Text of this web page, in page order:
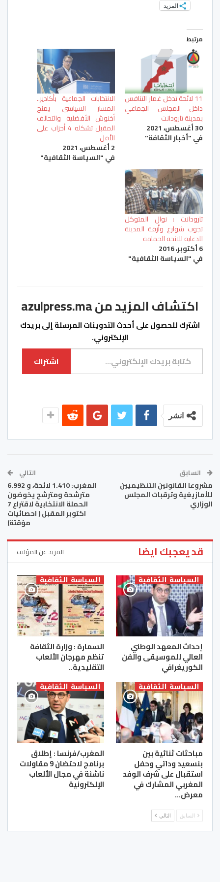
المزيد
مرتبط
11 لائحة تدخل غمار التنافس
داخل المجلس الجماعي
بمدينة تارودانت
30 أغسطس، 2021
في "أخبار الثقافة"
الانتخابات الجماعية بأكادير..
المسار السياسي يمنح
أخنوش الأفضلية والتحالف
المقبل تشكله 4 أحزاب على
الأقل
2 أغسطس، 2021
في "السياسة الثقافية"
تارودانت : نوال المتوكل
تجوب شوارع وأزقة المدينة
للدعاية للائحة الحمامة
6 أكتوبر، 2016
في "السياسة الثقافية"
اكتشاف المزيد من azulpress.ma
اشترك للحصول على أحدث التدوينات المرسلة إلى بريدك
الإلكتروني.
كتابة بريدك الإلكتروني...
اشتراك
انشر
السابق
مشروعا القانونين التنظيميين
للأمازيغية وترقبات المجلس
الوزاري
التالي
المغرب: 1.410 لائحة، و 6.992
مترشحة ومترشح يخوضون
الحملة الانتخابية لاقتراع 7
اكتوبر المقبل ( احصائيات
مؤقتة)
قد يعجبك ايضا المزيد عن المؤلف
السياسة الثقافية
إحداث المعهد الوطني
العالي للموسيقى والفن
الكوريغرافي
السياسة الثقافية
السمارة : وزارة الثقافة
تنظم مهرجان الألعاب
التقليدية..
السياسة الثقافية
مباحثات ثنائية بين
بنسعيد وداتي وحفل
استقبال على شرف الوفد
المغربي المشارك في
معرض…
السياسة الثقافية
المغرب/فرنسا : إطلاق
برنامج لاحتضان 9 مقاولات
ناشئة في مجال الألعاب
الإلكترونية
السابق التالي